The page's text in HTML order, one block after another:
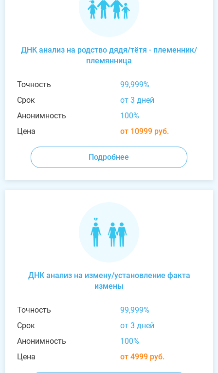
ДНК анализ на родство дядя/тётя - племенник/
племянница
Точность
99,999%
Срок
от 3 дней
Анонимность
100%
Цена
от 10999 руб.
Подробнее
ДНК анализ на измену/установление факта
измены
Точность
99,999%
Срок
от 3 дней
Анонимность
100%
Цена
от 4999 руб.